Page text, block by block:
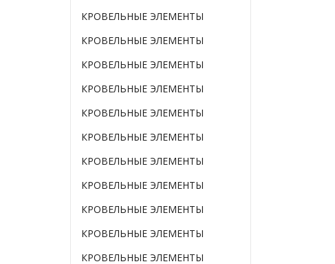
КРОВЕЛЬНЫЕ ЭЛЕМЕНТЫ
КРОВЕЛЬНЫЕ ЭЛЕМЕНТЫ
КРОВЕЛЬНЫЕ ЭЛЕМЕНТЫ
КРОВЕЛЬНЫЕ ЭЛЕМЕНТЫ
КРОВЕЛЬНЫЕ ЭЛЕМЕНТЫ
КРОВЕЛЬНЫЕ ЭЛЕМЕНТЫ
КРОВЕЛЬНЫЕ ЭЛЕМЕНТЫ
КРОВЕЛЬНЫЕ ЭЛЕМЕНТЫ
КРОВЕЛЬНЫЕ ЭЛЕМЕНТЫ
КРОВЕЛЬНЫЕ ЭЛЕМЕНТЫ
КРОВЕЛЬНЫЕ ЭЛЕМЕНТЫ